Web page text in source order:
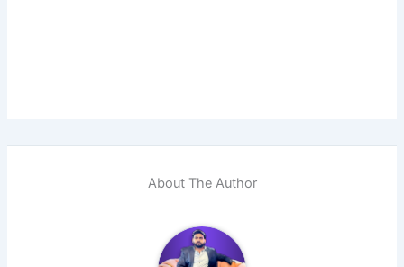
About The Author